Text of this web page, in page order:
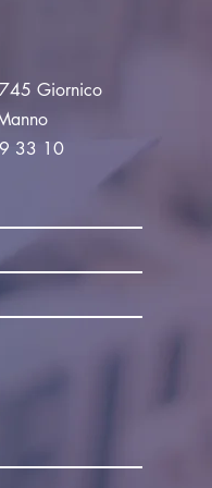
Giornico
33 10